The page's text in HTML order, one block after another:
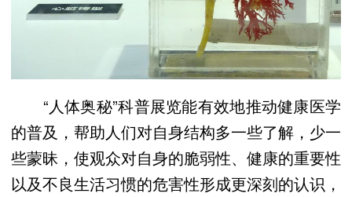
“人体奥秘”科普展览能有效地推动健康医学
的普及，帮助人们对自身结构多一些了解，少一
些蒙昧，使观众对自身的脆弱性、健康的重要性
以及不良生活习惯的危害性形成更深刻的认识，